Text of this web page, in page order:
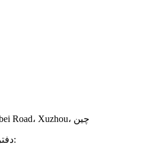
Xinsheng Plaza، Hubei Road، Xuzhou، چین
دفتر شعبه شمال آفریقا: